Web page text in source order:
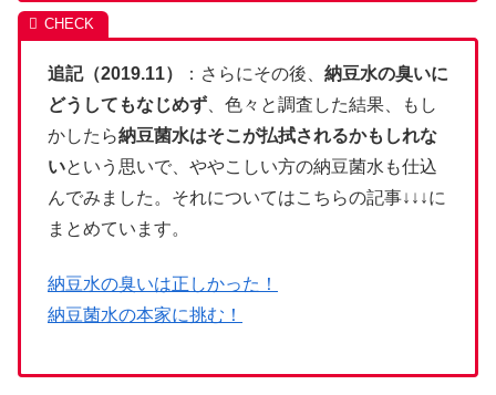
追記（2019.11） ：さらにその後、 納豆水の臭いに
どうしてもなじめず 、色々と調査した結果、もし
かしたら納豆菌水はそこが払拭されるかもしれな
いという思いで、ややこしい方の納豆菌水も仕込
んでみました。それについてはこちらの記事↓↓↓に
まとめています。
納豆水の臭いは正しかった！
納豆菌水の本家に挑む！